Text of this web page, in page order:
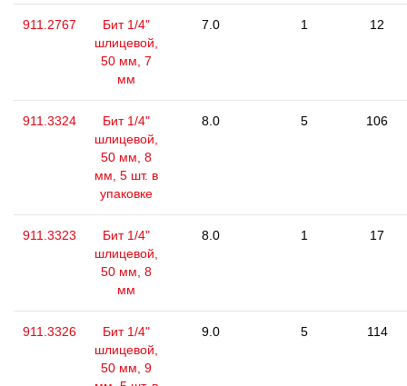
911.2767
Бит 1/4"
шлицевой,
50 мм, 7
мм
7.0 1 12
911.3324
Бит 1/4"
шлицевой,
50 мм, 8
мм, 5 шт. в
упаковке
8.0 5 106
911.3323
Бит 1/4"
шлицевой,
50 мм, 8
мм
8.0 1 17
911.3326
Бит 1/4"
шлицевой,
50 мм, 9
9.0 5 114